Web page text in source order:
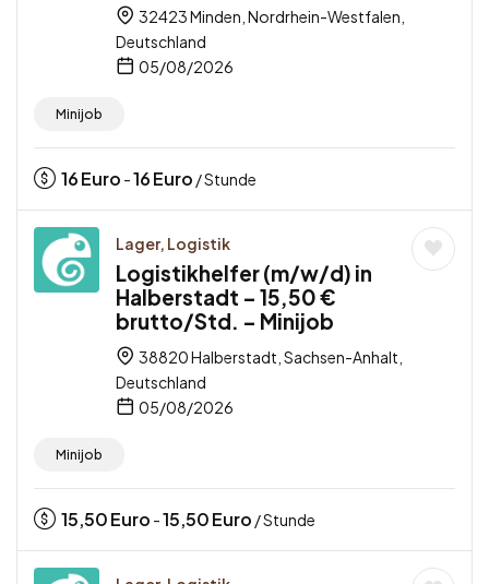
32423 Minden, Nordrhein-Westfalen,
Deutschland
05/08/2026
Minijob
16Euro -16Euro / Stunde
Lager, Logistik
Logistikhelfer (m/w/d) in
Halberstadt – 15,50 €
brutto/Std. – Minijob
38820 Halberstadt, Sachsen-Anhalt,
Deutschland
05/08/2026
Minijob
15,50Euro -15,50Euro / Stunde